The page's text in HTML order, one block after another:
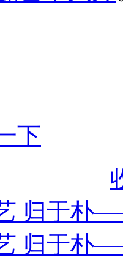
下
归于朴
归于朴